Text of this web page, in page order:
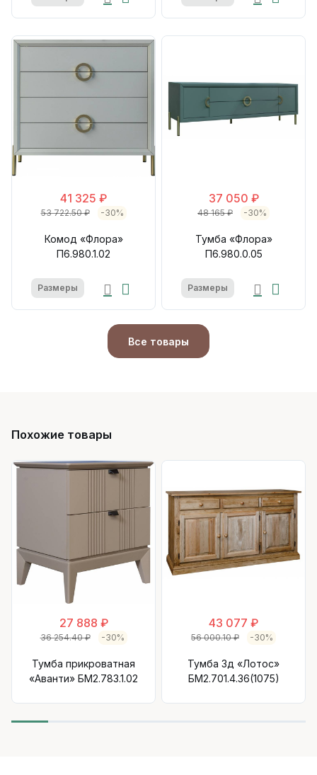
41 325 ₽
53 722.50 ₽ -30%
Комод «Флора»
П6.980.1.02
Размеры
37 050 ₽
48 165 ₽ -30%
Тумба «Флора»
П6.980.0.05
Размеры
Все товары
Похожие товары
27 888 ₽
36 254.40 ₽ -30%
Тумба прикроватная
«Аванти» БМ2.783.1.02
43 077 ₽
56 000.10 ₽ -30%
Тумба 3д «Лотос»
БМ2.701.4.36(1075)